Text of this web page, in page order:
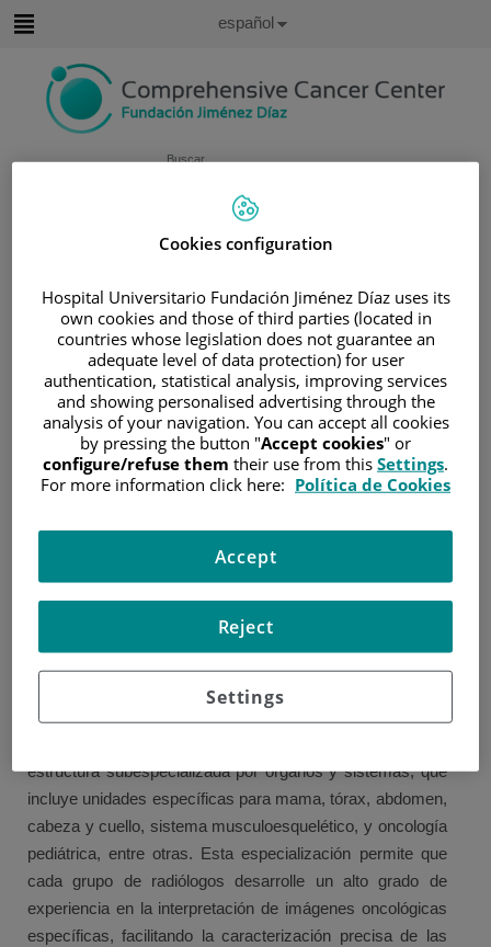
contenido
Buscar
idioma
Idioma
Español
CARTERA DE SERVICIOS
/UNIDAD DE IMAGEN RADIODIAGNÓSTICA
Unidad de Imagen
Radiodiagnóstica
El Departamento de Radiodiagnóstico del Hospital
Universitario Fundación Jiménez Díaz (FJD) representa
un pilar esencial en el diagnóstico y tratamiento integral de
como resonancia magnética de alta resolución 3T,
tomografía computarizada multidetector, y PET-TC, el
departamento garantiza una detección precoz y precisa de
las lesiones tumorales, lo que repercute directamente en
estructura subespecializada por órganos y sistemas, que
incluye unidades específicas para mama, tórax, abdomen,
cabeza y cuello, sistema musculoesquelético, y oncología
pediátrica, entre otras. Esta especialización permite que
cada grupo de radiólogos desarrolle un alto grado de
experiencia en la interpretación de imágenes oncológicas
específicas, facilitando la caracterización precisa de las
Cookies configuration
Hospital Universitario Fundación Jiménez Díaz uses its
own cookies and those of third parties (located in
countries whose legislation does not guarantee an
adequate level of data protection) for user
authentication, statistical analysis, improving services
and showing personalised advertising through the
analysis of your navigation. You can accept all cookies
by pressing the button "Accept cookies" or
configure/refuse them their use from this Settings.
For more information click here: Política de Cookies
Settings
Reject
Accept